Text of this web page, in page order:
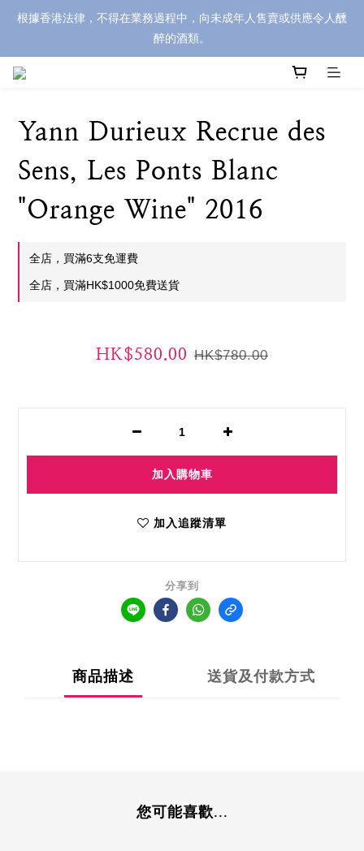
根據香港法律，不得在業務過程中，向未成年人售賣或供應令人醺
醉的酒類。
Yann Durieux Recrue des
Sens, Les Ponts Blanc
"Orange Wine" 2016
全店，買滿6支免運費
全店，買滿HK$1000免費送貨
HK$580.00 HK$780.00
加入購物車
加入追蹤清單
分享到
商品描述 送貨及付款方式
您可能喜歡...